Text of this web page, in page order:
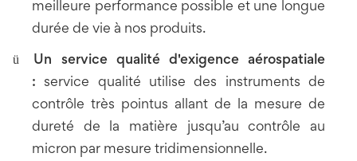
meilleure performance possible et une longue
durée de vie à nos produits.
ü
Un service qualité d'exigence aérospatiale
: service qualité utilise des instruments de
contrôle très pointus allant de la mesure de
dureté de la matière jusqu’au contrôle au
micron par mesure tridimensionnelle.